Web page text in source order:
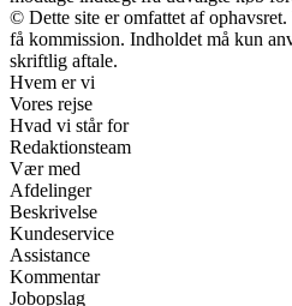
© Dette site er omfattet af
få kommission. Indholdet må kun
skriftlig aftale.
Hvem er vi
Vores rejse
Hvad vi står for
Redaktionsteam
Vær med
Afdelinger
Beskrivelse
Kundeservice
Assistance
Kommentar
Jobopslag